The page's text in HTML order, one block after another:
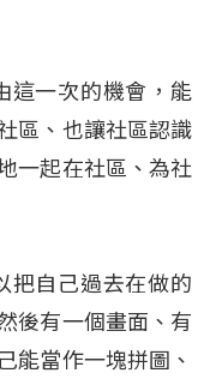
這一次的機會，能
區、也讓社區認識
一起在社區、為社
把自己過去在做的
後有一個畫面、有
能當作一塊拼圖、